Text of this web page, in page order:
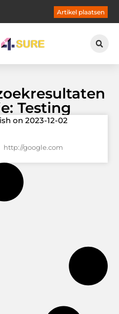
Artikel plaatsen
Testing
on 2023-12-02
google.com